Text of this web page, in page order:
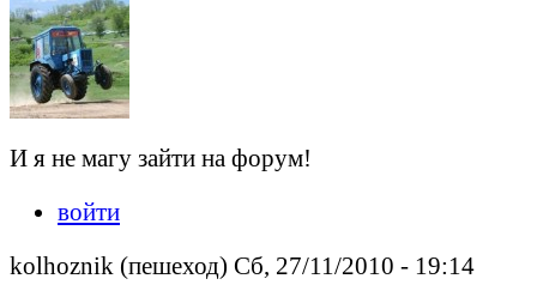
И я не магу зайти на форум!
войти
kolhoznik (пешеход) Сб, 27/11/2010 - 19:14